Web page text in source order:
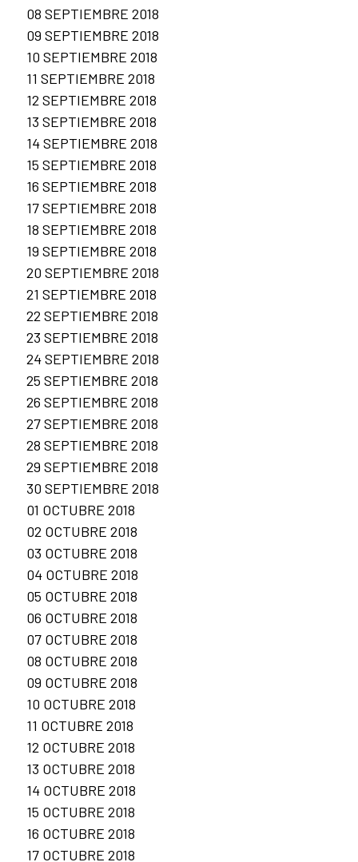
08 SEPTIEMBRE 2018
09 SEPTIEMBRE 2018
10 SEPTIEMBRE 2018
11 SEPTIEMBRE 2018
12 SEPTIEMBRE 2018
13 SEPTIEMBRE 2018
14 SEPTIEMBRE 2018
15 SEPTIEMBRE 2018
16 SEPTIEMBRE 2018
17 SEPTIEMBRE 2018
18 SEPTIEMBRE 2018
19 SEPTIEMBRE 2018
20 SEPTIEMBRE 2018
21 SEPTIEMBRE 2018
22 SEPTIEMBRE 2018
23 SEPTIEMBRE 2018
24 SEPTIEMBRE 2018
25 SEPTIEMBRE 2018
26 SEPTIEMBRE 2018
27 SEPTIEMBRE 2018
28 SEPTIEMBRE 2018
29 SEPTIEMBRE 2018
30 SEPTIEMBRE 2018
01 OCTUBRE 2018
02 OCTUBRE 2018
03 OCTUBRE 2018
04 OCTUBRE 2018
05 OCTUBRE 2018
06 OCTUBRE 2018
07 OCTUBRE 2018
08 OCTUBRE 2018
09 OCTUBRE 2018
10 OCTUBRE 2018
11 OCTUBRE 2018
12 OCTUBRE 2018
13 OCTUBRE 2018
14 OCTUBRE 2018
15 OCTUBRE 2018
16 OCTUBRE 2018
17 OCTUBRE 2018